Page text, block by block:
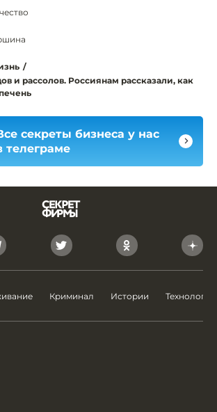
/
и рассолов. Россиянам рассказали, как
секреты бизнеса у нас
телеграме
Криминал Истории Технологии